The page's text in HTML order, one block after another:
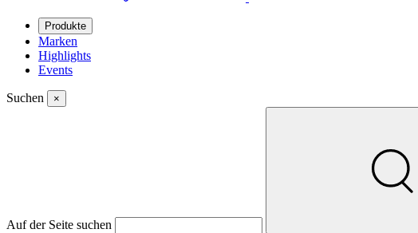
Produkte
Marken
Highlights
Events
Suchen ×
Auf der Seite suchen